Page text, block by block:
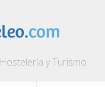
y Turismo